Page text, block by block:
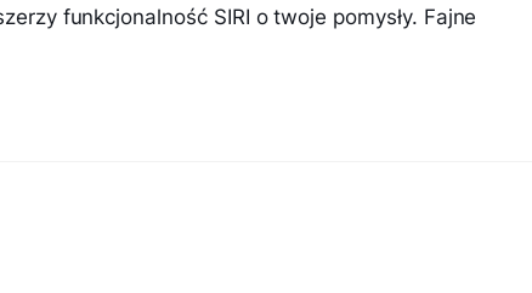
funkcjonalność SIRI o twoje pomysły. Fajne